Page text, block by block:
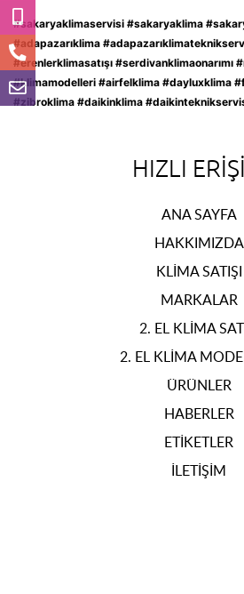
HIZLI
ANA SAYFA
HAKKIMIZDA
KLIMA SATIŞI
MARKALAR
2. EL KLIMA
2. EL KLIMA
ÜRÜNLER
HABERLER
ETIKETLER
İLETIŞIM
#sakaryaklimaservisi #sakaryaklima
#adapazarıklima
#erenlerklimasatışı #serdivanklimaonarımı
#klimamodelleri #airfelklima #dayluxklima
#zibroklima #daikinklima